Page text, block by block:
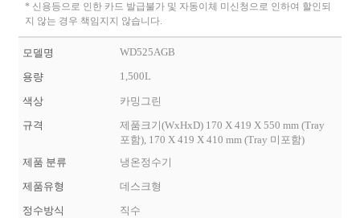
* 신용등으로 인한 카드 발급불가 및 자동이체 미신청으로 인하여 할인되
지 않는 경우 책임지지 않습니다.
모델명 WD525AGB
용량 1,500L
색상
카밍그린
규격
제품크기(WxHxD) 170 X 419 X 550 mm (Tray
포함), 170 X 419 X 410 mm (Tray 미포함)
제품 분류
냉온정수기
제품유형
데스크형
정수방식
직수